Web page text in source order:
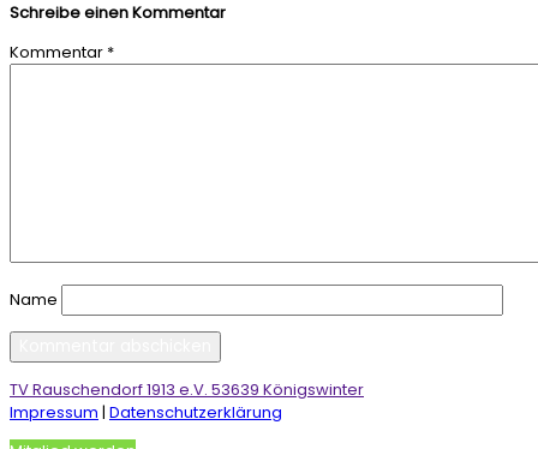
Schreibe einen Kommentar
Kommentar *
Name
TV Rauschendorf 1913 e.V. 53639 Königswinter
Impressum | Datenschutzerklärung